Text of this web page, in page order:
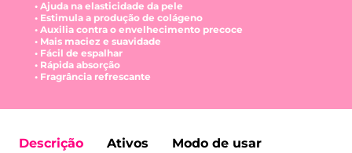
• Ajuda na elasticidade da pele
• Estimula a produção de colágeno
• Auxilia contra o envelhecimento precoce
• Mais maciez e suavidade
• Fácil de espalhar
• Rápida absorção
• Fragrância refrescante
Descrição Ativos Modo de usar